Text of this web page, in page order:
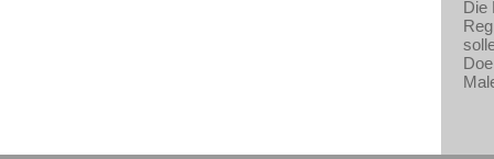
Die